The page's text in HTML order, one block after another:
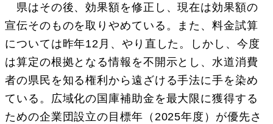
県はその後、効果額を修正し、現在は効果額の
宣伝そのものを取りやめている。また、料金試算
については昨年12月、やり直した。しかし、今度
は算定の根拠となる情報を不開示とし、水道消費
者の県民を知る権利から遠ざける手法に手を染め
ている。広域化の国庫補助金を最大限に獲得する
ための企業団設立の目標年（2025年度）が優先さ